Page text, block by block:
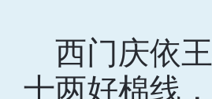
西门庆依
十两好棉线